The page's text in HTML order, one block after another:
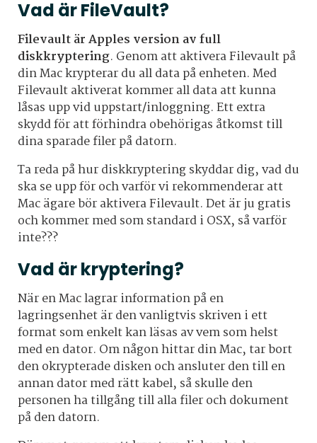
Vad är FileVault?
Filevault är Apples version av full
diskkryptering. Genom att aktivera Filevault på
din Mac krypterar du all data på enheten. Med
Filevault aktiverat kommer all data att kunna
låsas upp vid uppstart/inloggning. Ett extra
skydd för att förhindra obehörigas åtkomst till
dina sparade filer på datorn.
Ta reda på hur diskkryptering skyddar dig, vad du
ska se upp för och varför vi rekommenderar att
Mac ägare bör aktivera Filevault. Det är ju gratis
och kommer med som standard i OSX, så varför
inte???
Vad är kryptering?
När en Mac lagrar information på en
lagringsenhet är den vanligtvis skriven i ett
format som enkelt kan läsas av vem som helst
med en dator. Om någon hittar din Mac, tar bort
den okrypterade disken och ansluter den till en
annan dator med rätt kabel, så skulle den
personen ha tillgång till alla filer och dokument
på den datorn.